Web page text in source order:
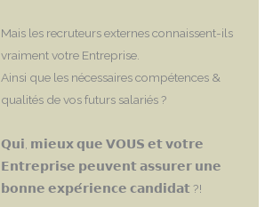
Mais les recruteurs externes connaissent-ils
vraiment votre Entreprise.
Ainsi que les nécessaires compétences &
qualités de vos futurs salariés ?
𝗤𝘂𝗶, 𝗺𝗶𝗲𝘂𝘅 𝗾𝘂𝗲 𝗩𝗢𝗨𝗦 𝗲𝘁 𝘃𝗼𝘁𝗿𝗲
𝗘𝗻𝘁𝗿𝗲𝗽𝗿𝗶𝘀𝗲 𝗽𝗲𝘂𝘃𝗲𝗻𝘁 𝗮𝘀𝘀𝘂𝗿𝗲𝗿 𝘂𝗻𝗲
𝗯𝗼𝗻𝗻𝗲 𝗲𝘅𝗽𝗲́𝗿𝗶𝗲𝗻𝗰𝗲 𝗰𝗮𝗻𝗱𝗶𝗱𝗮𝘁 ?!